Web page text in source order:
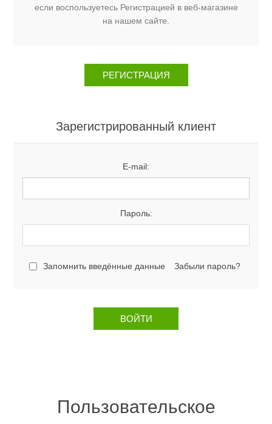
если воспользуетесь Регистрацией в веб-магазине
на нашем сайте.
Зарегистрированный клиент
E-mail:
Пароль:
Запомнить введённые данные Забыли пароль?
Пользовательское